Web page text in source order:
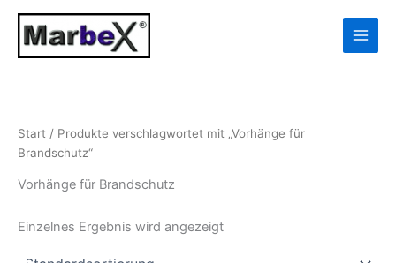
Zum
Inhalt
springen
Start / Produkte verschlagwortet mit „Vorhänge für
Brandschutz“
Vorhänge für Brandschutz
Einzelnes Ergebnis wird angezeigt